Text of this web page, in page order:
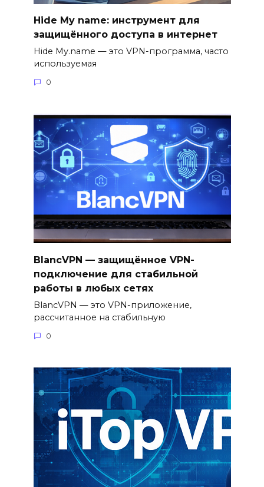
Hide My name: инструмент для
защищённого доступа в интернет
Hide My.name — это VPN-программа, часто
используемая
0
BlancVPN — защищённое VPN-
подключение для стабильной
работы в любых сетях
BlancVPN — это VPN-приложение,
рассчитанное на стабильную
0